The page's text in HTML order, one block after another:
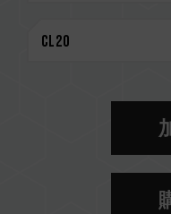
相容平台完整資訊
請勿混合使用不同
體。每一組套裝中
而成。若混合使用
系統不穩定或不開